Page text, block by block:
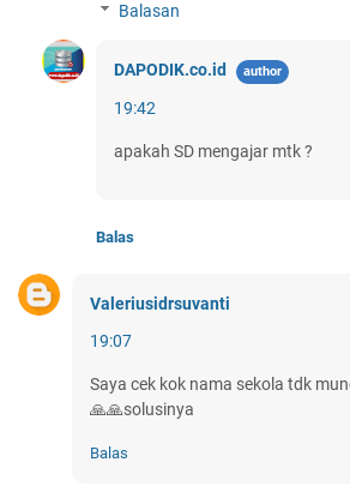
Balasan
DAPODIK.co.id
19:42
apakah SD mengajar mtk ?
Balas
Valeriusidrsuvanti
19:07
Saya cek kok nama sekola tdk
🙏🙏solusinya
Balas